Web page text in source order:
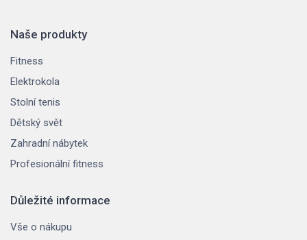
Naše produkty
Fitness
Elektrokola
Stolní tenis
Dětský svět
Zahradní nábytek
Profesionální fitness
Důležité informace
Vše o nákupu